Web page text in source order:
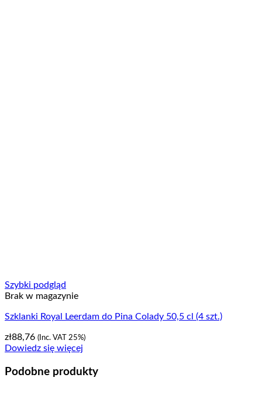
Szybki podgląd
Brak w magazynie
Szklanki Royal Leerdam do Pina Colady 50,5 cl (4 szt.)
zł88,76 (Inc. VAT 25%)
Dowiedz się więcej
Podobne produkty